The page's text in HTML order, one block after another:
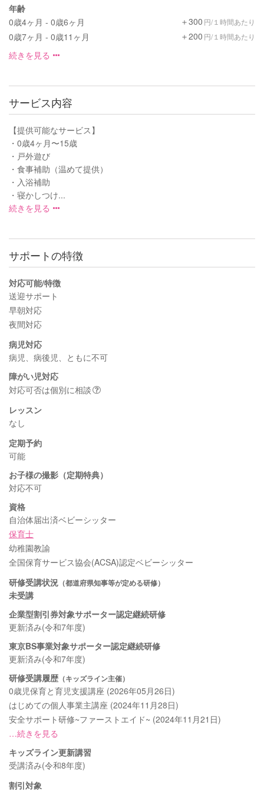
年齢
0歳4ヶ月 - 0歳6ヶ月
＋300 円/１時間あたり
0歳7ヶ月 - 0歳11ヶ月 ＋200 円/１時間あたり
続きを見る
サービス内容
【提供可能なサービス】
・0歳4ヶ月〜15歳
・戸外遊び
・食事補助（温めて提供）
・入浴補助
・寝かしつけ...
続きを見る
サポートの特徴
対応可能/特徴
送迎サポート
早朝対応
夜間対応
病児対応
病児、病後児、ともに不可
障がい児対応
対応可否は個別に相談
レッスン
なし
定期予約
可能
お子様の撮影（定期特典）
対応不可
資格
自治体届出済ベビーシッター
保育士
幼稚園教諭
全国保育サービス協会(ACSA)認定ベビーシッター
研修受講状況 （都道府県知事等が定める研修）
未受講
企業型割引券対象サポーター認定継続研修
更新済み(令和7年度)
東京BS事業対象サポーター認定継続研修
更新済み(令和7年度)
研修受講履歴 （キッズライン主催）
0歳児保育と育児支援講座 (2026年05月26日)
はじめての個人事業主講座 (2024年11月28日)
安全サポート研修~ファーストエイド~ (2024年11月21日)
…続きを見る
キッズライン更新講習
受講済み(令和8年度)
割引対象